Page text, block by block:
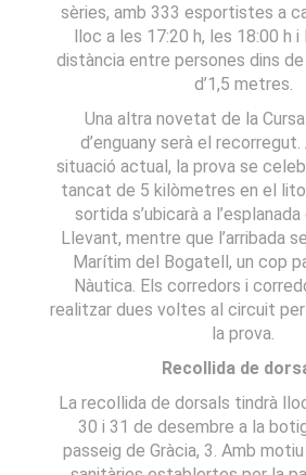
sèries, amb 333 esportistes a
lloc a les 17:20 h, les 18:00 h i
distància entre persones dins
d’1,5 metres.
Una altra novetat de la
d’enguany serà el recorregut.
situació actual, la prova se
tancat de 5 kilòmetres en el
sortida s’ubicarà a
Llevant, mentre que l’arribada
Marítim del Bogatell, un cop
Nàutica. Els corredors i
realitzar dues voltes al circuit
la prova.
Recollida de
La recollida de dorsals tindrà
30 i 31 de desembre a la
passeig de Gràcia, 3. Amb